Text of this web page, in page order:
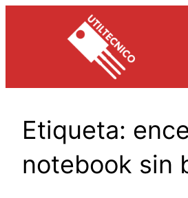
Etiqueta:
notebook sin